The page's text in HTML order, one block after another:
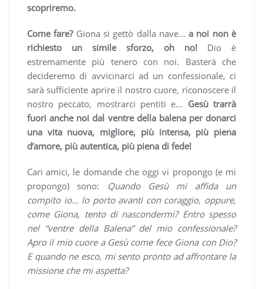
scopriremo.
Come fare?Giona si gettò dalla nave…a noi non è
richiesto un simile sforzo, oh no! Dio è
estremamente più tenero con noi. Basterà che
decideremo di avvicinarci ad un confessionale, ci
sarà sufficiente aprire il nostro cuore, riconoscere il
nostro peccato, mostrarci pentiti e… Gesù trarrà
fuori anche noi dal ventre della balena per donarci
una vita nuova, migliore, più intensa, più piena
d’amore, più autentica, più piena di fede!
Cari amici, le domande che oggi vi propongo (e mi
propongo) sono: Quando Gesù mi affida un
compito io… lo porto avanti con coraggio, oppure,
come Giona, tento di nascondermi? Entro spesso
nel “ventre della Balena” del mio confessionale?
Apro il mio cuore a Gesù come fece Giona con Dio?
E quando ne esco, mi sento pronto ad affrontare la
missione che mi aspetta?